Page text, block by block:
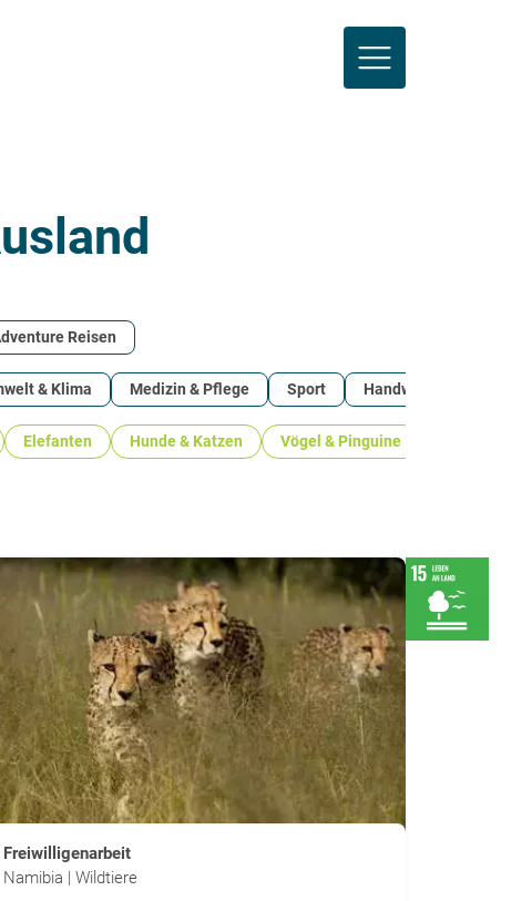
Reisen
& Klima Medizin & Pflege Sport Handwerk
Elefanten Hunde & Katzen Vögel & Pinguine
Freiwilligenarbeit
Namibia | Wildtiere